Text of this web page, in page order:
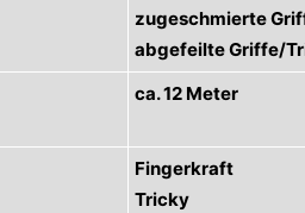
zugeschmierte
abgefeilte Griffe/
ca. 12 Meter
Fingerkraft
Tricky